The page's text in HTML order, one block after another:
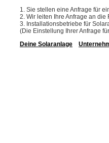
1. Sie stellen eine Anfrage für
2. Wir leiten Ihre Anfrage an
3. Installationsbetriebe für
(Die Einstellung Ihrer Anfrage
Deine Solaranlage